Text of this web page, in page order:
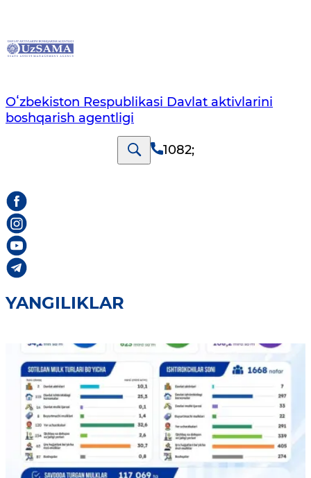
Oʻzbekiston Respublikasi Davlat aktivlarini
boshqarish agentligi
1082;
YANGILIKLAR